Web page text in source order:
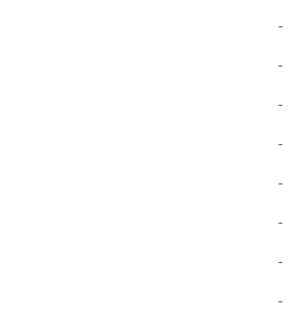
-
-
-
-
-
-
-
-